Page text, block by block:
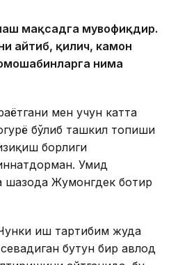
мақсадга мувофиқдир.
айтиб, қилич, камон
нима
мен учун катта
бўлиб ташкил топиши
борлиги
Умид
Жумонгдек ботир
иш тартибим жуда
бутун бир авлод